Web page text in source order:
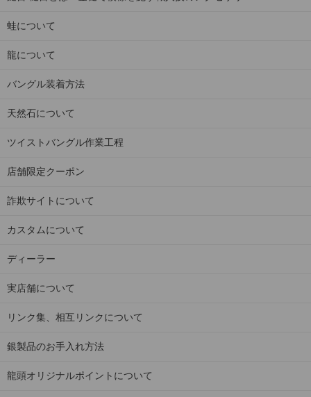
蛙について
龍について
バングル装着方法
天然石について
ツイストバングル作業工程
店舗限定クーポン
詐欺サイトについて
カスタムについて
ディーラー
実店舗について
リンク集、相互リンクについて
銀製品のお手入れ方法
龍頭オリジナルポイントについて